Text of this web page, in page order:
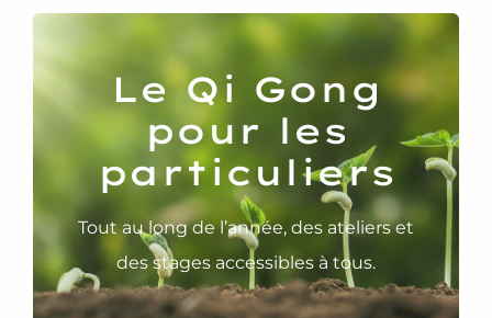
Le Qi Gong
pour les
particuliers
Tout au long de l’année, des ateliers et
des stages accessibles à tous.